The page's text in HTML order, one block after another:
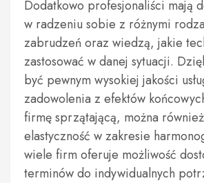
Dodatkowo profesjonaliści mają
w radzeniu sobie z różnymi
zabrudzeń oraz wiedzą, jakie
zastosować w danej sytuacji.
być pewnym wysokiej jakości
zadowolenia z efektów
firmę sprzątającą, można
elastyczność w zakresie
wiele firm oferuje możliwość
terminów do indywidualnych